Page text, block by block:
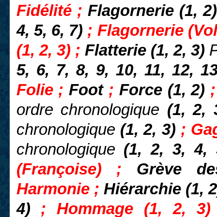
Fidélité ; Flagornerie (1,
4, 5, 6, 7) ; Flagornerie
(1, 2, 3) ; Flatterie (1, 2, 3)
5, 6, 7, 8, 9, 10, 11, 12,
Folie ;Foot ; Force (1, 2)
ordre chronologique (1, 2,
chronologique(1, 2, 3) ;
chronologique(1, 2, 3, 4,
(Françoise) ; Grève
Harmonie ; Hiérarchie (1,
4) ; Hommage (1, 2,